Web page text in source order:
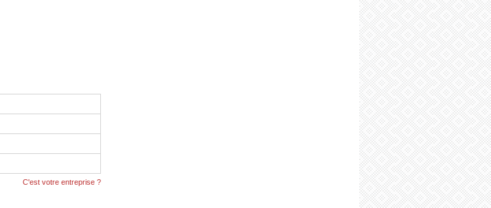
C'est votre entreprise ?